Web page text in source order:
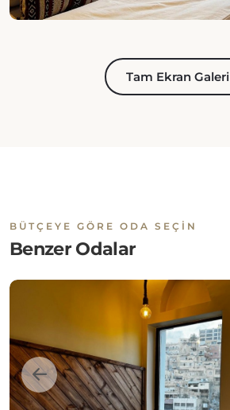
Tam Ekran Galeri
BÜTÇEYE GÖRE ODA SEÇIN
Benzer Odalar